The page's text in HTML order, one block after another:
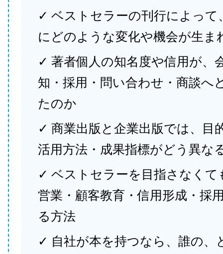
✓ ベストセラーの刊行によって
にどのような変化や機会が生ま
✓ 著者個人の知名度や信用が、
知・採用・問い合わせ・商談へ
たのか
✓ 商業出版と企業出版では、目
活用方法・成果指標がどう異な
✓ ベストセラーを目指さなくて
営業・顧客教育・信用形成・採
る方法
✓ 自社が本を持つなら、誰の、